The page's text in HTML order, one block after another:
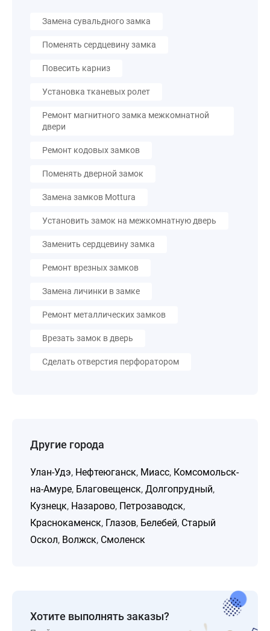
Замена сувальдного замка
Поменять сердцевину замка
Повесить карниз
Установка тканевых ролет
Ремонт магнитного замка межкомнатной
двери
Ремонт кодовых замков
Поменять дверной замок
Замена замков Mottura
Установить замок на межкомнатную дверь
Заменить сердцевину замка
Ремонт врезных замков
Замена личинки в замке
Ремонт металлических замков
Врезать замок в дверь
Сделать отверстия перфоратором
Другие города
Улан-Удэ, Нефтеюганск, Миасс, Комсомольск-
на-Амуре, Благовещенск, Долгопрудный,
Кузнецк, Назарово, Петрозаводск,
Краснокаменск, Глазов, Белебей, Старый
Оскол, Волжск, Смоленск
Хотите выполнять заказы?